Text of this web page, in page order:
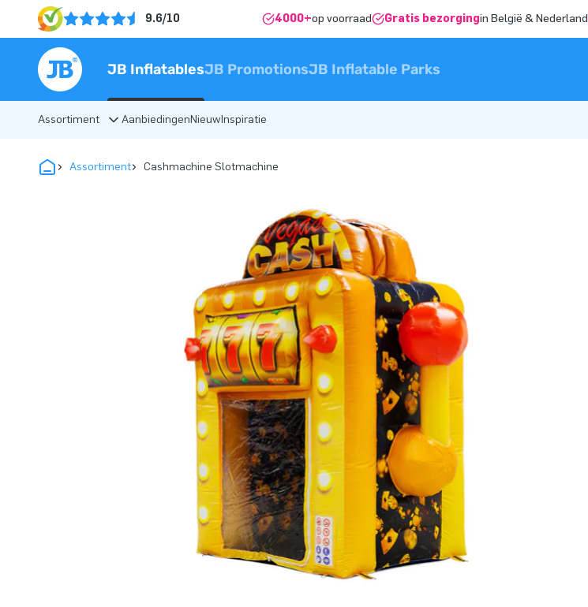
9.6/10 4000+op voorraad Gratis bezorgingin België & Nederland
JB InflatablesJB PromotionsJB Inflatable Parks
Assortiment AanbiedingenNieuwInspiratie
Assortiment Cashmachine Slotmachine